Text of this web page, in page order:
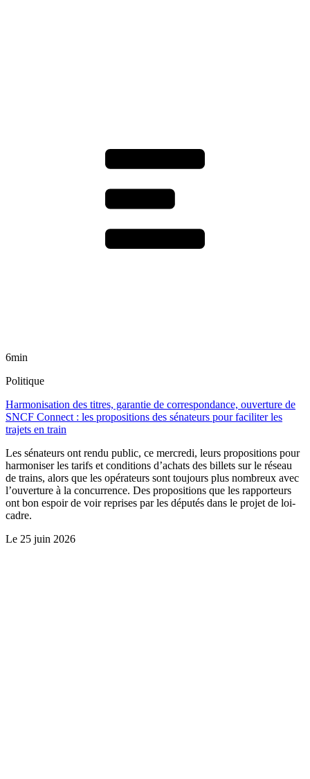
6min
Politique
Harmonisation des titres, garantie de correspondance, ouverture de
SNCF Connect : les propositions des sénateurs pour faciliter les
trajets en train
Les sénateurs ont rendu public, ce mercredi, leurs propositions pour
harmoniser les tarifs et conditions d’achats des billets sur le réseau
de trains, alors que les opérateurs sont toujours plus nombreux avec
l’ouverture à la concurrence. Des propositions que les rapporteurs
ont bon espoir de voir reprises par les députés dans le projet de loi-
cadre.
Le 25 juin 2026